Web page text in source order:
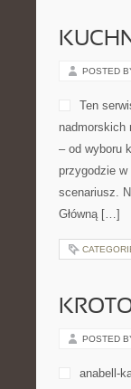
POSTED
Ten
nadmorskich
– od wyboru
przygodzie
scenariusz.
Główną […]
POSTED
anabell-